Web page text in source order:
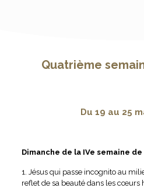
Quatrième
Du 19 au 25
Dimanche de la IVe semaine
1. Jésus qui passe incognito au
reflet de sa beauté dans les cœurs